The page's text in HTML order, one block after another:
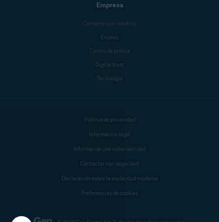
Empresa
Contacte con nosotros
Empleo
Centro de prensa
Digital trust
Tecnología
Política de privacidad
Información legal
Informar de una vulnerabilidad
Contactar con seguridad
Declaración sobre la esclavitud moderna
Preferencias de cookies